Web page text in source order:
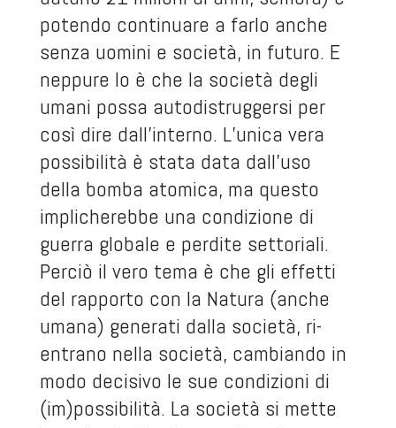
potendo continuare a farlo anche
senza uomini e società, in futuro. E
neppure lo è che la società degli
umani possa autodistruggersi per
così dire dall’interno. L’unica vera
possibilità è stata data dall’uso
della bomba atomica, ma questo
implicherebbe una condizione di
guerra globale e perdite settoriali.
Perciò il vero tema è che gli effetti
del rapporto con la Natura (anche
umana) generati dalla società, ri-
entrano nella società, cambiando in
modo decisivo le sue condizioni di
(im)possibilità. La società si mette